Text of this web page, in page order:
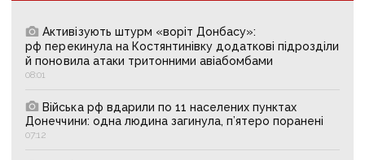
Активізують штурм «воріт Донбасу»:
рф перекинула на Костянтинівку додаткові підрозділи
й поновила атаки тритонними авіабомбами
08:01
Війська рф вдарили по 11 населених пунктах
Донеччини: одна людина загинула, п’ятеро поранені
07:12